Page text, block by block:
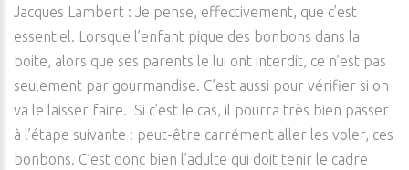
Jacques Lambert : Je pense, effectivement, que c’est
essentiel. Lorsque l’enfant pique des bonbons dans la
boite, alors que ses parents le lui ont interdit, ce n’est pas
seulement par gourmandise. C’est aussi pour vérifier si on
va le laisser faire. Si c’est le cas, il pourra très bien passer
à l’étape suivante : peut-être carrément aller les voler, ces
bonbons. C’est donc bien l’adulte qui doit tenir le cadre